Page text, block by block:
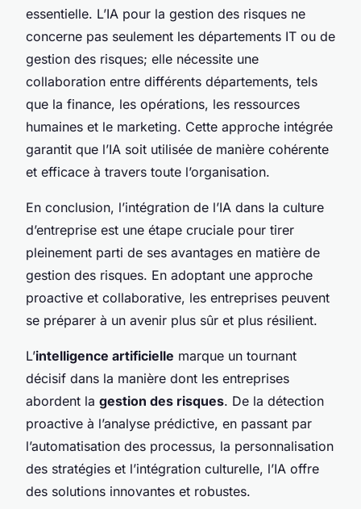
essentielle. L’IA pour la gestion des risques ne
concerne pas seulement les départements IT ou de
gestion des risques; elle nécessite une
collaboration entre différents départements, tels
que la finance, les opérations, les ressources
humaines et le marketing. Cette approche intégrée
garantit que l’IA soit utilisée de manière cohérente
et efficace à travers toute l’organisation.
En conclusion, l’intégration de l’IA dans la culture
d’entreprise est une étape cruciale pour tirer
pleinement parti de ses avantages en matière de
gestion des risques. En adoptant une approche
proactive et collaborative, les entreprises peuvent
se préparer à un avenir plus sûr et plus résilient.
L’intelligence artificielle marque un tournant
décisif dans la manière dont les entreprises
abordent la gestion des risques. De la détection
proactive à l’analyse prédictive, en passant par
l’automatisation des processus, la personnalisation
des stratégies et l’intégration culturelle, l’IA offre
des solutions innovantes et robustes.